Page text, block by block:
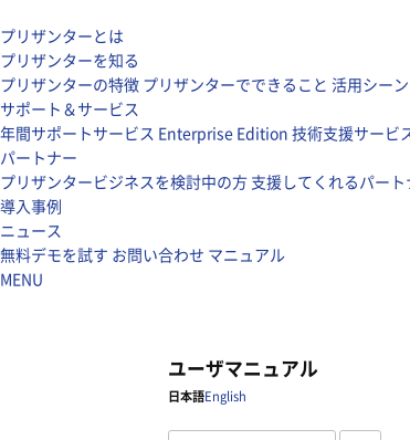
プリザンターとは
プリザンターを知る
プリザンターの特徴 プリザンターでできること 活用シーン
サポート＆サービス
年間サポートサービス Enterprise Edition 技術支援サービ
パートナー
プリザンタービジネスを検討中の方 支援してくれるパート
導入事例
ニュース
無料デモを試す お問い合わせ マニュアル
MENU
ユーザマニュアル
日本語English